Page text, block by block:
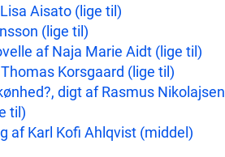
Aisato (lige til)
(lige til)
af Naja Marie Aidt (lige til)
Korsgaard (lige til)
digt af Rasmus
til)
af Karl Kofi Ahlqvist (middel)